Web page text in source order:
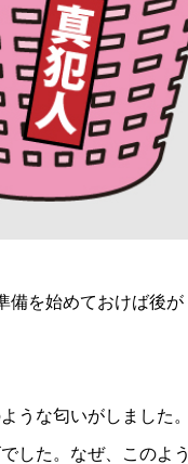
備を始めておけば後が
うな匂いがしました。
した。なぜ、このよう